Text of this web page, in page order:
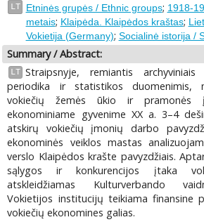
LT Etninės grupės / Ethnic groups; 1918-
metais; Klaipėda. Klaipėdos kraštas;
Vokietija (Germany); Socialinė istorija /
Summary / Abstract:
LT Straipsnyje, remiantis
periodika ir statistikos duomenimis,
vokiečių žemės ūkio ir pramonės
ekonominiame gyvenime XX a. 3–4
atskirų vokiečių įmonių darbo
ekonominės veiklos mastas
verslo Klaipėdos krašte pavyzdžiais.
sąlygos ir konkurencijos įtaka
atskleidžiamas Kulturverbando
Vokietijos institucijų teikiama finansine
vokiečių ekonomines galias.